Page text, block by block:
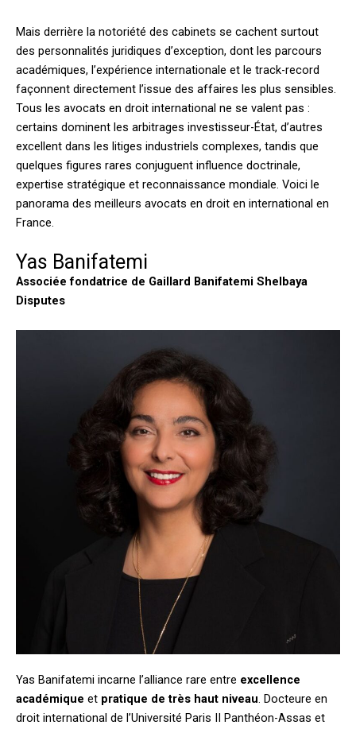
Mais derrière la notoriété des cabinets se cachent surtout
des personnalités juridiques d’exception, dont les parcours
académiques, l’expérience internationale et le track-record
façonnent directement l’issue des affaires les plus sensibles.
Tous les avocats en droit international ne se valent pas :
certains dominent les arbitrages investisseur-État, d’autres
excellent dans les litiges industriels complexes, tandis que
quelques figures rares conjuguent influence doctrinale,
expertise stratégique et reconnaissance mondiale. Voici le
panorama des meilleurs avocats en droit en international en
France.
Yas Banifatemi
Associée fondatrice de Gaillard Banifatemi Shelbaya
Disputes
Yas Banifatemi incarne l’alliance rare entre excellence
académique et pratique de très haut niveau. Docteure en
droit international de l’Université Paris II Panthéon-Assas et